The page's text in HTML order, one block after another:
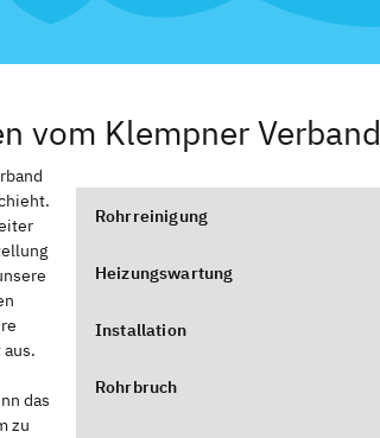
vom Klempner Verband
das
zu
Rohrreinigung
Heizungswartung
Installation
Rohrbruch